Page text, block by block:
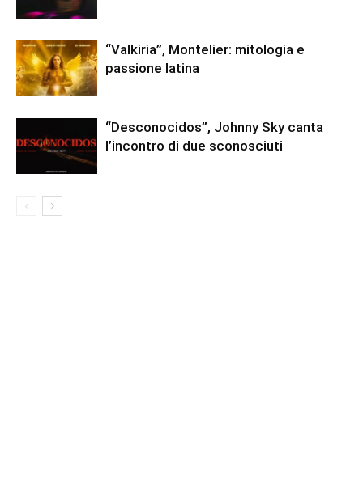
“Valkiria”, Montelier: mitologia e
passione latina
“Desconocidos”, Johnny Sky canta
l’incontro di due sconosciuti